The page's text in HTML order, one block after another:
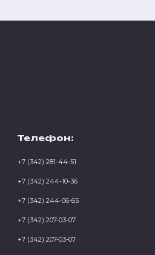
Телефон:
+7 (342) 207-03-07
+7 (342) 207-03-07
+7 (342) 244-06-65
+7 (342) 244-10-36
+7 (342) 281-44-51